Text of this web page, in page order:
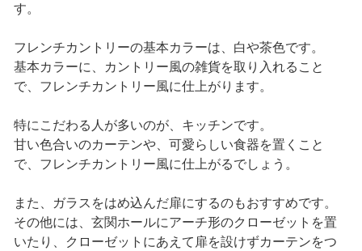
す。
フレンチカントリーの基本カラーは、白や茶色です。
基本カラーに、カントリー風の雑貨を取り入れること
で、フレンチカントリー風に仕上がります。
特にこだわる人が多いのが、キッチンです。
甘い色合いのカーテンや、可愛らしい食器を置くこと
で、フレンチカントリー風に仕上がるでしょう。
また、ガラスをはめ込んだ扉にするのもおすすめです。
その他には、玄関ホールにアーチ形のクローゼットを置
いたり、クローゼットにあえて扉を設けずカーテンをつ